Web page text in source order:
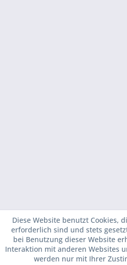
Diese Website benutzt Cookies,
erforderlich sind und stets
bei Benutzung dieser Website
Interaktion mit anderen Websites
werden nur mit Ihrer